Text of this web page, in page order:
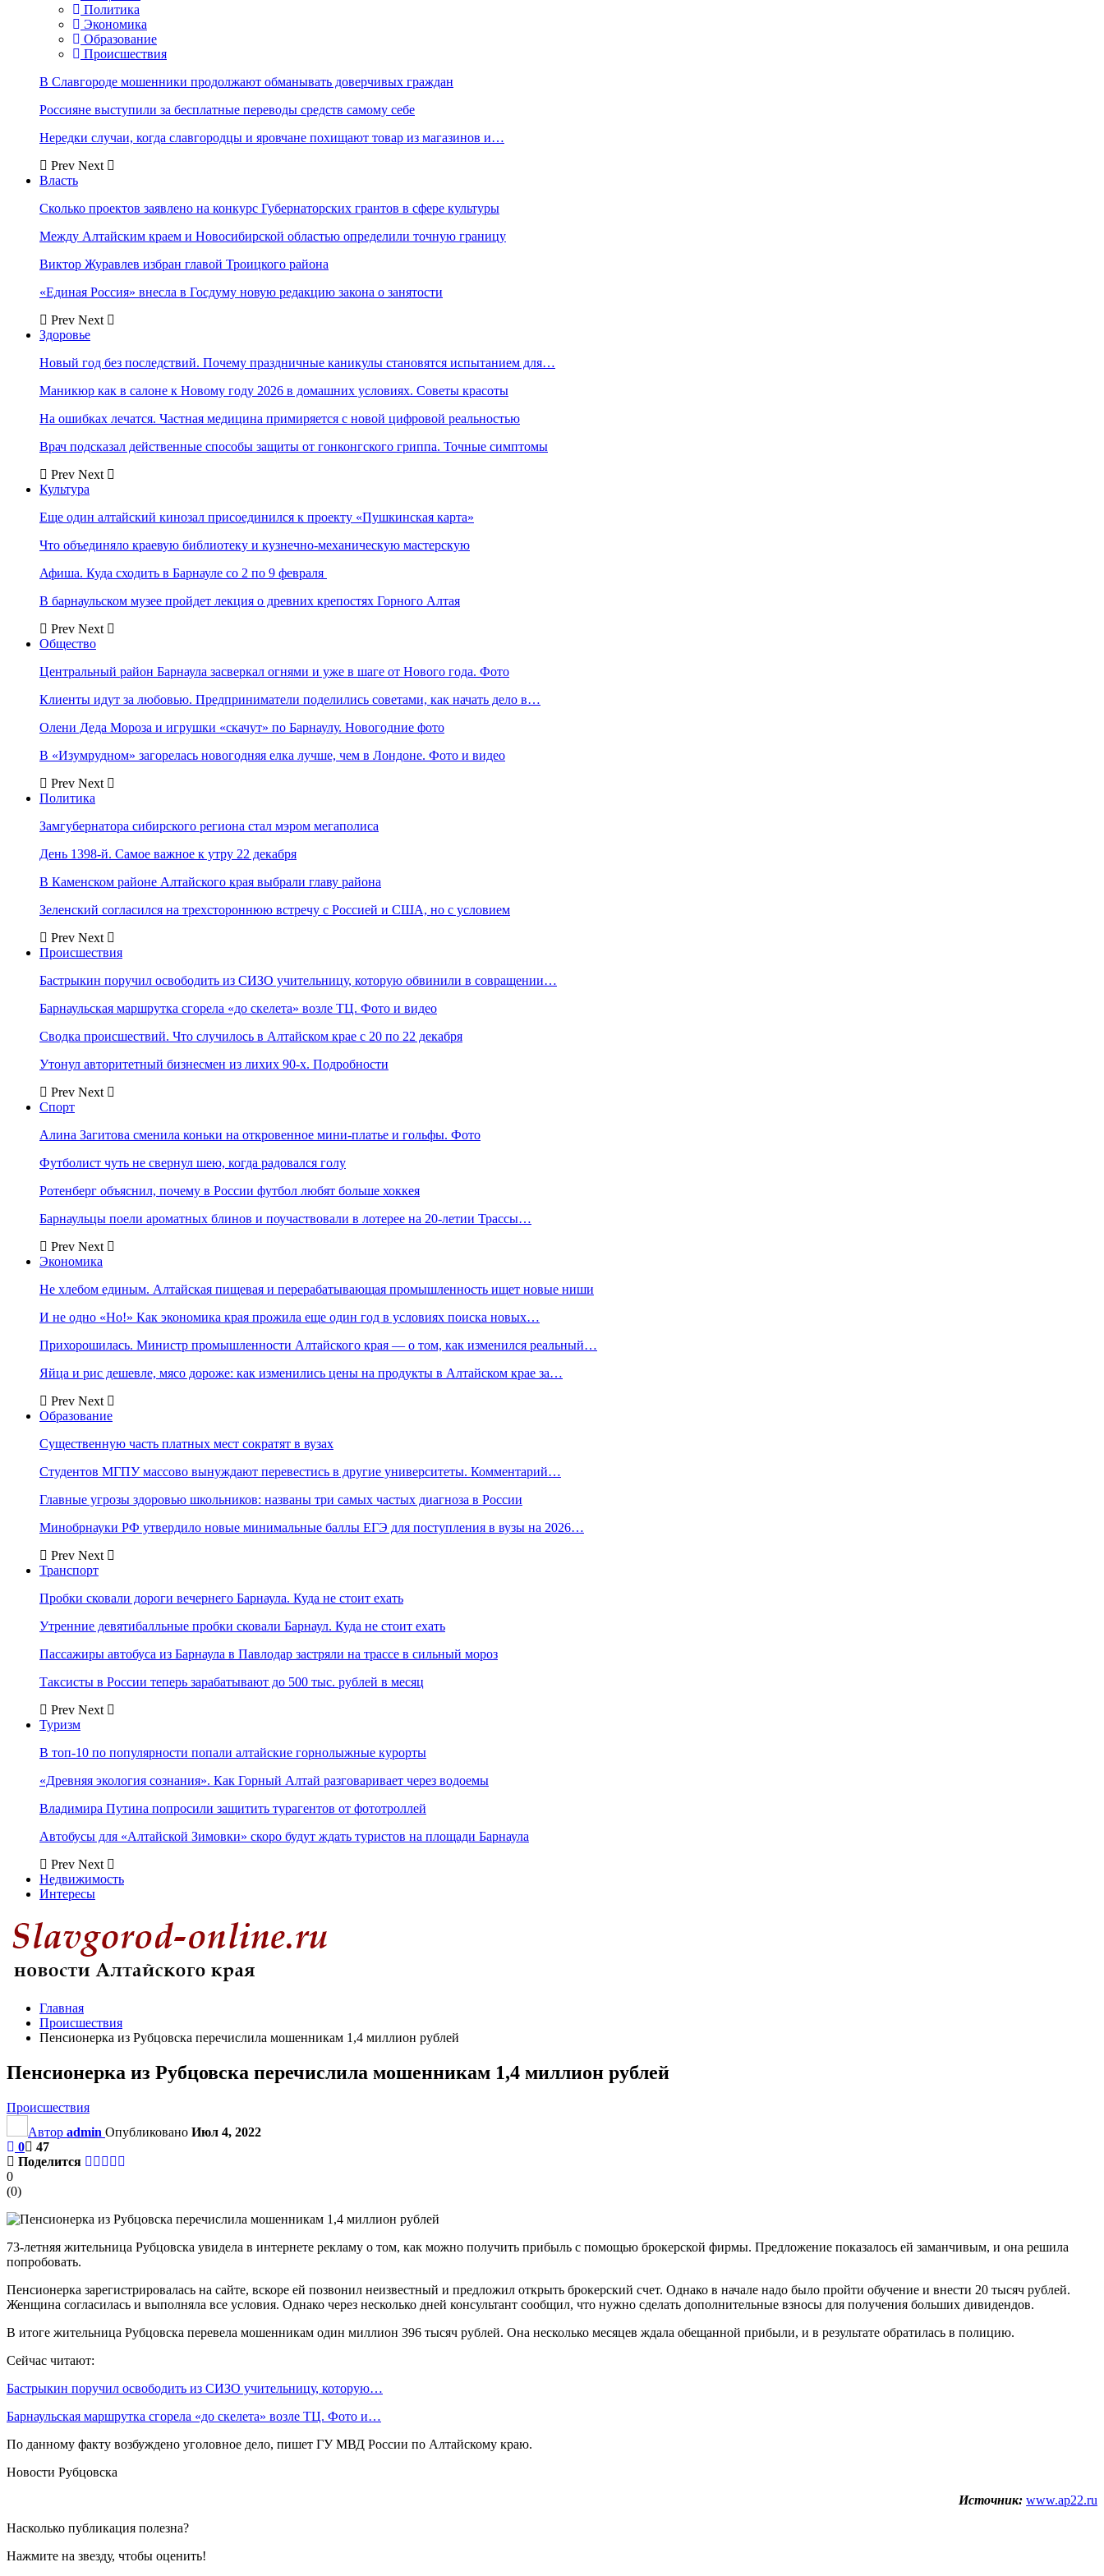
Политика
Экономика
Образование
Происшествия
В Славгороде мошенники продолжают обманывать доверчивых граждан
Россияне выступили за бесплатные переводы средств самому себе
Нередки случаи, когда славгородцы и яровчане похищают товар из магазинов и…
Prev Next
Власть
Сколько проектов заявлено на конкурс Губернаторских грантов в сфере культуры
Между Алтайским краем и Новосибирской областью определили точную границу
Виктор Журавлев избран главой Троицкого района
«Единая Россия» внесла в Госдуму новую редакцию закона о занятости
Prev Next
Здоровье
Новый год без последствий. Почему праздничные каникулы становятся испытанием для…
Маникюр как в салоне к Новому году 2026 в домашних условиях. Советы красоты
На ошибках лечатся. Частная медицина примиряется с новой цифровой реальностью
Врач подсказал действенные способы защиты от гонконгского гриппа. Точные симптомы
Prev Next
Культура
Еще один алтайский кинозал присоединился к проекту «Пушкинская карта»
Что объединяло краевую библиотеку и кузнечно-механическую мастерскую
Афиша. Куда сходить в Барнауле со 2 по 9 февраля
В барнаульском музее пройдет лекция о древних крепостях Горного Алтая
Prev Next
Общество
Центральный район Барнаула засверкал огнями и уже в шаге от Нового года. Фото
Клиенты идут за любовью. Предприниматели поделились советами, как начать дело в…
Олени Деда Мороза и игрушки «скачут» по Барнаулу. Новогодние фото
В «Изумрудном» загорелась новогодняя елка лучше, чем в Лондоне. Фото и видео
Prev Next
Политика
Замгубернатора сибирского региона стал мэром мегаполиса
День 1398-й. Самое важное к утру 22 декабря
В Каменском районе Алтайского края выбрали главу района
Зеленский согласился на трехстороннюю встречу с Россией и США, но с условием
Prev Next
Происшествия
Бастрыкин поручил освободить из СИЗО учительницу, которую обвинили в совращении…
Барнаульская маршрутка сгорела «до скелета» возле ТЦ. Фото и видео
Сводка происшествий. Что случилось в Алтайском крае с 20 по 22 декабря
Утонул авторитетный бизнесмен из лихих 90-х. Подробности
Prev Next
Спорт
Алина Загитова сменила коньки на откровенное мини-платье и гольфы. Фото
Футболист чуть не свернул шею, когда радовался голу
Ротенберг объяснил, почему в России футбол любят больше хоккея
Барнаульцы поели ароматных блинов и поучаствовали в лотерее на 20-летии Трассы…
Prev Next
Экономика
Не хлебом единым. Алтайская пищевая и перерабатывающая промышленность ищет новые ниши
И не одно «Но!» Как экономика края прожила еще один год в условиях поиска новых…
Прихорошилась. Министр промышленности Алтайского края — о том, как изменился реальный…
Яйца и рис дешевле, мясо дороже: как изменились цены на продукты в Алтайском крае за…
Prev Next
Образование
Существенную часть платных мест сократят в вузах
Студентов МГПУ массово вынуждают перевестись в другие университеты. Комментарий…
Главные угрозы здоровью школьников: названы три самых частых диагноза в России
Минобрнауки РФ утвердило новые минимальные баллы ЕГЭ для поступления в вузы на 2026…
Prev Next
Транспорт
Пробки сковали дороги вечернего Барнаула. Куда не стоит ехать
Утренние девятибалльные пробки сковали Барнаул. Куда не стоит ехать
Пассажиры автобуса из Барнаула в Павлодар застряли на трассе в сильный мороз
Таксисты в России теперь зарабатывают до 500 тыс. рублей в месяц
Prev Next
Туризм
В топ-10 по популярности попали алтайские горнолыжные курорты
«Древняя экология сознания». Как Горный Алтай разговаривает через водоемы
Владимира Путина попросили защитить турагентов от фототроллей
Автобусы для «Алтайской Зимовки» скоро будут ждать туристов на площади Барнаула
Prev Next
Недвижимость
Интересы
Главная
Происшествия
Пенсионерка из Рубцовска перечислила мошенникам 1,4 миллион рублей
Пенсионерка из Рубцовска перечислила мошенникам 1,4 миллион рублей
Происшествия
Автор admin Опубликовано Июл 4, 2022
0
47
Поделится
0
(0)
73-летняя жительница Рубцовска увидела в интернете рекламу о том, как можно получить прибыль с помощью брокерской фирмы. Предложение показалось ей заманчивым, и она решила
попробовать.
Пенсионерка зарегистрировалась на сайте, вскоре ей позвонил неизвестный и предложил открыть брокерский счет. Однако в начале надо было пройти обучение и внести 20 тысяч рублей.
Женщина согласилась и выполняла все условия. Однако через несколько дней консультант сообщил, что нужно сделать дополнительные взносы для получения больших дивидендов.
В итоге жительница Рубцовска перевела мошенникам один миллион 396 тысяч рублей. Она несколько месяцев ждала обещанной прибыли, и в результате обратилась в полицию.
Сейчас читают:
Бастрыкин поручил освободить из СИЗО учительницу, которую…
Барнаульская маршрутка сгорела «до скелета» возле ТЦ. Фото и…
По данному факту возбуждено уголовное дело, пишет ГУ МВД России по Алтайскому краю.
Новости Рубцовска
Источник: www.ap22.ru
Насколько публикация полезна?
Нажмите на звезду, чтобы оценить!